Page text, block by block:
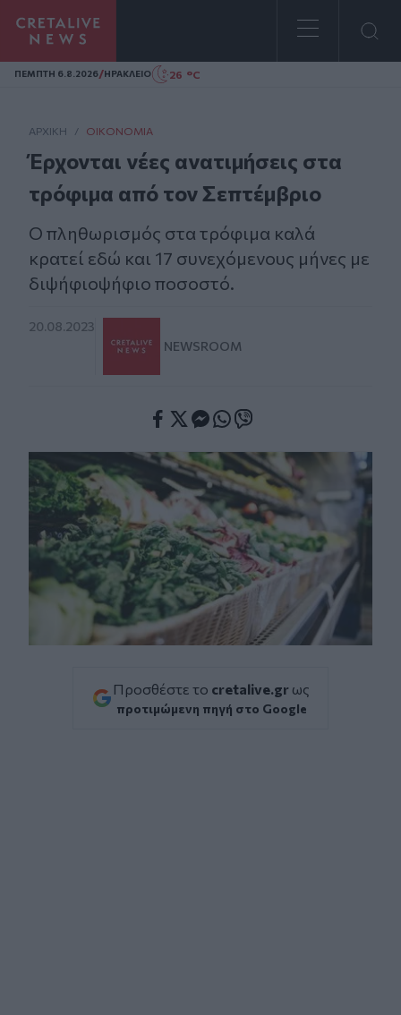
Homepage
ΠΕΜΠΤΗ 6.8.2026/ΗΡΑΚΛΕΙΟ 26 °C
ΑΡΧΙΚΗ / ΟΙΚΟΝΟΜΊΑ
Έρχονται νέες ανατιμήσεις στα
τρόφιμα από τον Σεπτέμβριο
O πληθωρισμός στα τρόφιμα καλά
κρατεί εδώ και 17 συνεχόμενους μήνες με
διψήφιοψήφιο ποσοστό.
20.08.2023
NEWSROOM
Προσθέστε το cretalive.gr ως
προτιμώμενη πηγή στο Google